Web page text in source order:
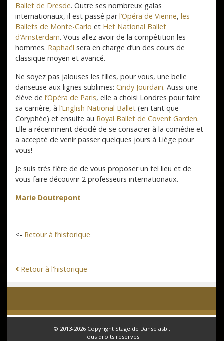
Ballet de Dresde. Outre ses nombreux galas
internationaux, il est passé parl’Opéra de Vienne, les
Ballets de Monte-Carlo et Het National Ballet
d’Amsterdam. Vous allez avoir de la compétition les
hommes. Raphaël sera en charge d’un des cours de
classique moyen et avancé.
Ne soyez pas jalouses les filles, pour vous, une belle
danseuse aux lignes sublimes: Cindy Jourdain. Aussi une
élève de l’Opéra de Paris, elle a choisi Londres pour faire
sa carrière, à l’English National Ballet (en tant que
Coryphée) et ensuite au Royal Ballet de Covent Garden.
Elle a récemment décidé de se consacrer à la comédie et
a accepté de venir passer quelques jours à Liège pour
vous!
Je suis très fière de de vous proposer un tel lieu et de
vous faire découvrir 2 professeurs internationaux.
Marie Doutrepont
<- Retour à l’historique
Retour à l'historique
© 2013-2026 Copyright Stage de Danse asbl.
Tous droits réservés.